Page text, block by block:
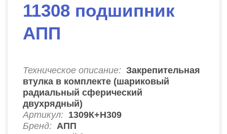
11308 подшипник
АПП
Техническое описание: Закрепительная
втулка в комплекте (шариковый
радиальный сферический
двухрядный)
Артикул: 1309К+Н309
Бренд: АПП